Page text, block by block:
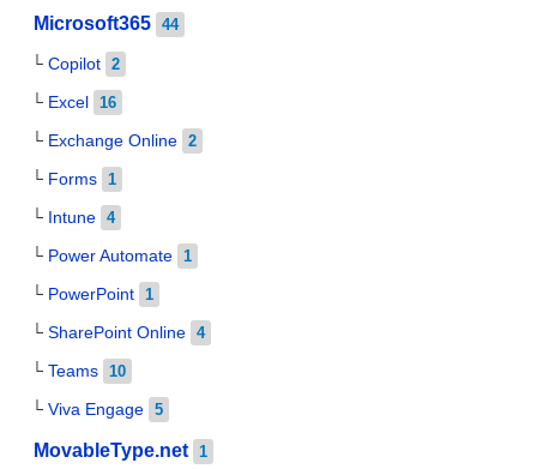
Microsoft365 44
Copilot 2
Excel 16
Exchange Online 2
Forms 1
Intune 4
Power Automate 1
PowerPoint 1
SharePoint Online 4
Teams 10
Viva Engage 5
MovableType.net 1